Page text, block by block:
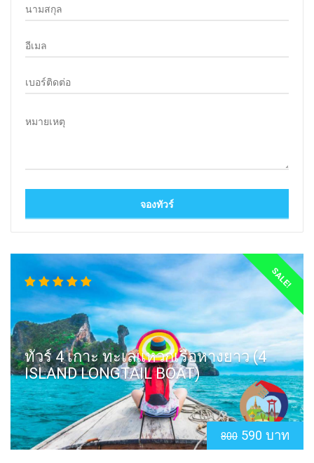
SALE!
ทัวร์ 4 เกาะ ทะเลแหวกเรือหางยาว (4
ISLAND LONGTAIL BOAT)
800 590 บาท